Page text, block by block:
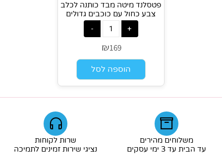
פטסלנד מיטה מבד כותנה לכלב
צבע כחול עם כוכבים גדולים
₪169
הוספה לסל
משלוחים מהירים
עד הבית עד 3 ימי עסקים
שרות לקוחות
נציגי שירות זמינים לתמיכה